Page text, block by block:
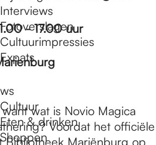
Interviews
Fotoverslagen
Cultuurimpressies
Expats
Cultuur
Eten & drinken
Shoppen
- 17.00 uur
wat is Novio Magica
Voordat het officiële
Bibliotheek Mariënburg op